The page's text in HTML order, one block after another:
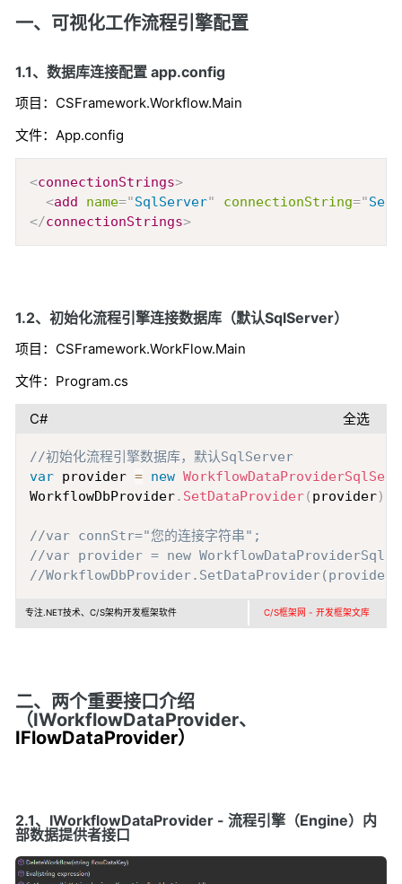
一、可视化工作流程引擎配置
1.1、数据库连接配置 app.config
项目：CSFramework.Workflow.Main
文件：App.config
<connectionStrings>
<add name="SqlServer" connectionString="
</connectionStrings>
1.2、初始化流程引擎连接数据库（默认SqlServer）
项目：CSFramework.WorkFlow.Main
文件：Program.cs
C# 全选
//初始化流程引擎数据库，默认SqlServer
var provider = new
WorkflowDbProvider. SetDataProvider( provider)
//var connStr="您的连接字符串";
//var provider = new
//
专注.NET技术、C/S架构开发框架软件 C/S框架网 - 开发框架文库
二、两个重要接口介绍
（IWorkflowDataProvider、
IFlowDataProvider）
2.1、IWorkflowDataProvider - 流程引擎（Engine）内
部数据提供者接口